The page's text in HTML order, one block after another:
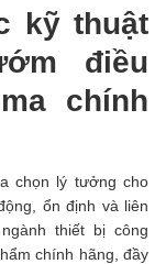
kỹ thuật
điều
chính
chọn lý tưởng cho
ổn định và liên
thiết bị công
chính hãng, đầy